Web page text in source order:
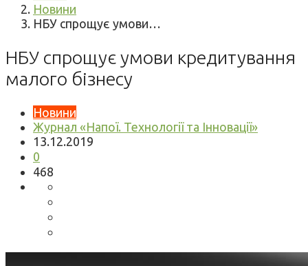
Новини
НБУ спрощує умови…
НБУ спрощує умови кредитування
малого бізнесу
Новини
Журнал «Напої. Технології та Інновації»
13.12.2019
0
468